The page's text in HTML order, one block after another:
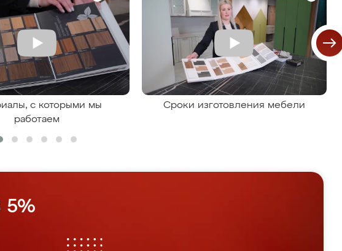
с которыми мы
работаем
Сроки изготовления мебели